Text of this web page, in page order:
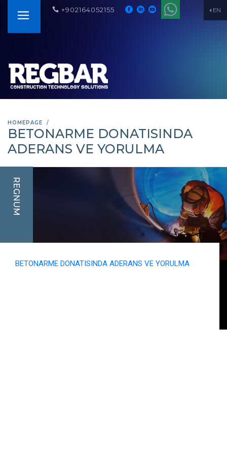
EN
+902164052155
HOMEPAGE
BETONARME DONATISINDA
ADERANS VE YORULMA
REGNUM
BETONARME DONATISINDA ADERANS VE YORULMA